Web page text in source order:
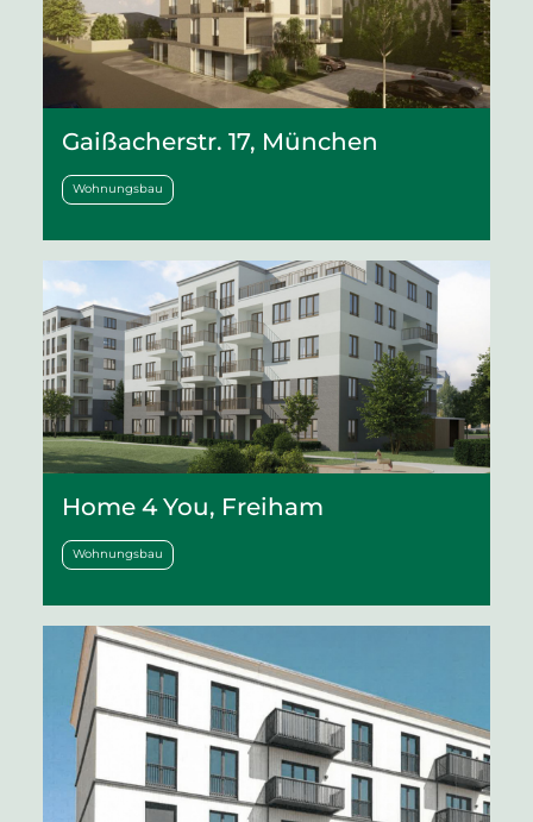
Gaißacherstr. 17, München
Wohnungsbau
Home 4 You, Freiham
Wohnungsbau